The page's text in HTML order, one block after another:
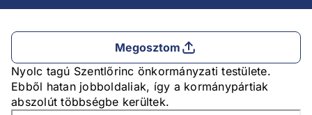
Megosztom
Nyolc tagú Szentlőrinc önkormányzati testülete.
Ebből hatan jobboldaliak, így a kormánypártiak
abszolút többségbe kerültek.